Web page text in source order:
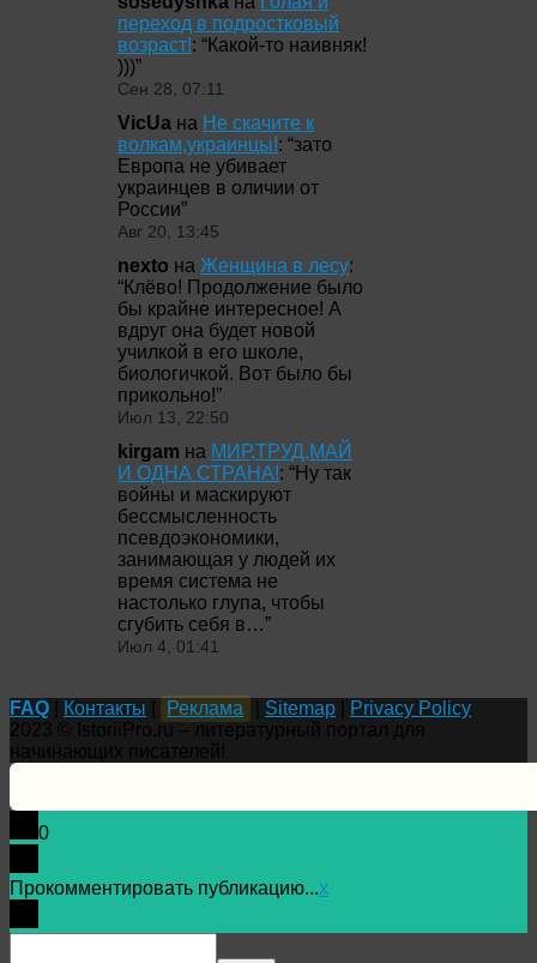
переход в подростковый
возраст!: “Какой-то наивняк!
)))”
Сен 28, 07:11
VicUa на Не скачите к
волкам,украинцы!: “зато
Европа не убивает
украинцев в оличии от
России”
Авг 20, 13:45
nexto на Женщина в лесу:
“Клёво! Продолжение было
бы крайне интересное! А
вдруг она будет новой
училкой в его школе,
биологичкой. Вот было бы
прикольно!”
Июл 13, 22:50
kirgam на МИР,ТРУД,МАЙ
И ОДНА СТРАНА!: “Ну так
войны и маскируют
бессмысленность
псевдоэкономики,
занимающая у людей их
время система не
настолько глупа, чтобы
сгубить себя в…”
Июл 4, 01:41
FAQ Контакты Реклама Sitemap
Privacy Policy
0
Прокомментировать публикацию...x